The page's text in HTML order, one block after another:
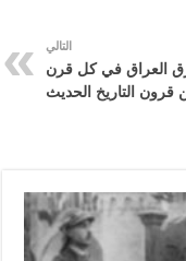
التالي
العراق في كل قرن
قرون التاريخ الحديث